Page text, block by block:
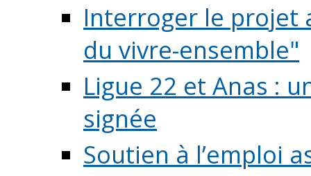
Interroger le projet
du vivre-ensemble"
Ligue 22 et Anas :
signée
Soutien à l’emploi